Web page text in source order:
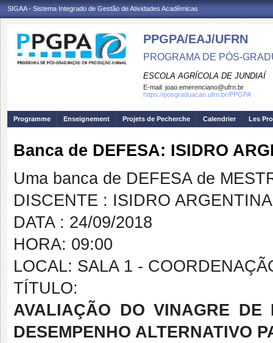
SIGAA - Sistema Integrado de Gestão de Atividades Acadêmicas
PPGPA/EAJ/UFRN
PROGRAMA DE PÓS-
ESCOLA AGRÍCOLA DE JUNDIAÍ
E-mail: joao.emerenciano@ufrn.br
https://posgraduacao.ufrn.br/PPGPA
Programme Enseignement Projets de Pecherche Calendrier Les
Banca de DEFESA: ISIDRO
Uma banca de DEFESA de
DISCENTE : ISIDRO
DATA : 24/09/2018
HORA: 09:00
LOCAL: SALA 1 -
TÍTULO:
AVALIAÇÃO DO VINAGRE DE
DESEMPENHO ALTERNATIVO